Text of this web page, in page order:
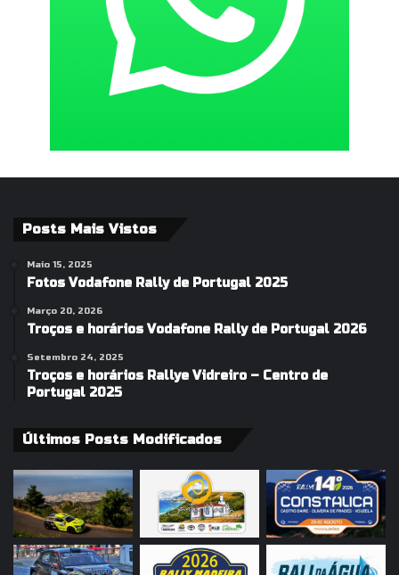
Posts Mais Vistos
Maio 15, 2025
Fotos Vodafone Rally de Portugal 2025
Março 20, 2026
Troços e horários Vodafone Rally de Portugal 2026
Setembro 24, 2025
Troços e horários Rallye Vidreiro – Centro de
Portugal 2025
Últimos Posts Modificados